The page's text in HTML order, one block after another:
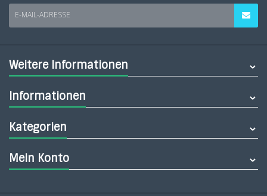
E-MAIL-ADRESSE
Weitere Informationen
Informationen
Kategorien
Mein Konto